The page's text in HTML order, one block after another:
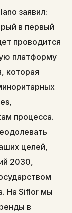
заявил:
в первый
проводится
платформу
которая
процесса.
целей,
2030,
На Siflor мы
в